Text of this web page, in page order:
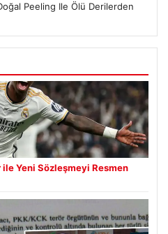
Peeling Ile Ölü Derilerden
Yeni Sözleşmeyi Resmen